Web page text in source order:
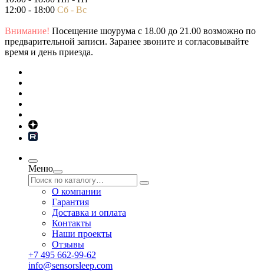
12:00 - 18:00 Сб - Вс
Внимание! Посещение шоурума с 18.00 до 21.00 возможно по
предварительной записи. Заранее звоните и согласовывайте
время и день приезда.
Меню
О компании
Гарантия
Доставка и оплата
Контакты
Наши проекты
Отзывы
+7 495 662-99-62
info@sensorsleep.com